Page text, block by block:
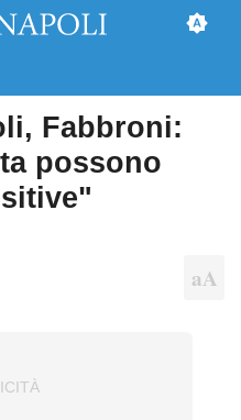
Fabbroni:
possono